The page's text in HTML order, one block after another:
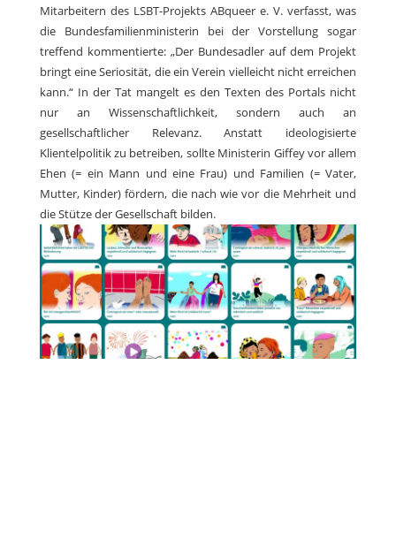
Mitarbeitern des LSBT-Projekts ABqueer e. V. verfasst, was
die Bundesfamilienministerin bei der Vorstellung sogar
treffend kommentierte: „Der Bundesadler auf dem Projekt
bringt eine Seriosität, die ein Verein vielleicht nicht erreichen
kann.“ In der Tat mangelt es den Texten des Portals nicht
nur an Wissenschaftlichkeit, sondern auch an
gesellschaftlicher Relevanz. Anstatt ideologisierte
Klientelpolitik zu betreiben, sollte Ministerin Giffey vor allem
Ehen (= ein Mann und eine Frau) und Familien (= Vater,
Mutter, Kinder) fördern, die nach wie vor die Mehrheit und
die Stütze der Gesellschaft bilden.